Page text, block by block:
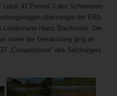
Lotus 41 Formel 3 des Schweizers
überzeugte der ERA
Landsmann Heinz Bachmann. Der
sowie der Gesamtsieg ging an
„Competizione“ des Salzburgers